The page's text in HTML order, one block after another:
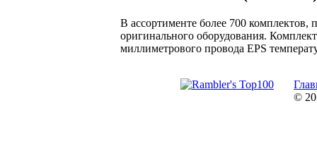
В ассортименте более 700 комплектов,
оригинального оборудования.
миллиметрового провода EPS
©